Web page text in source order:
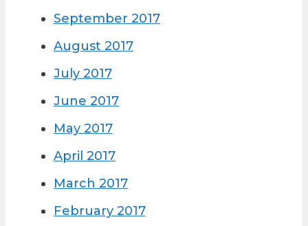
September 2017
August 2017
July 2017
June 2017
May 2017
April 2017
March 2017
February 2017